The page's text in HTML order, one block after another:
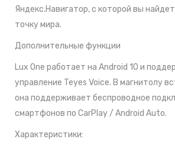
Яндекс.Навигатор, с которой вы
точку мира.
Дополнительные функции
Lux One работает на Android 10 и
управление Teyes Voice. В магнитолу
она поддерживает беспроводное
смартфонов по CarPlay / Android Auto.
Характеристики: